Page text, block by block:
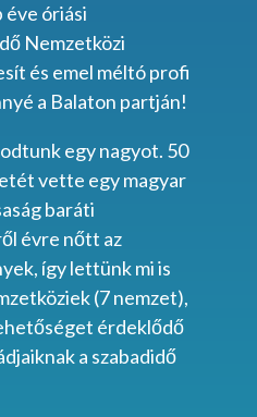
éve óriási
Nemzetközi
és emel méltó profi
a Balaton partján!
egy nagyot. 50
vette egy magyar
baráti
évre nőtt az
így lettünk mi is
(7 nemzet),
érdeklődő
a szabadidő